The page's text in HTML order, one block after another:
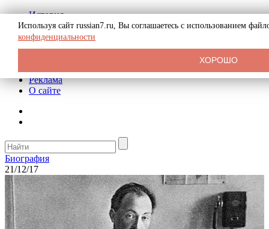
История
Биография
Криминал
СССР
Реклама
О сайте
Биография
21/12/17
Используя сайт russian7.ru, Вы соглашаетесь с использованием
конфиденциальности
ХОРОШО